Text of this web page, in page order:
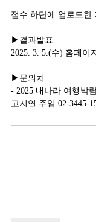
접수 하단에 업로드한
▶결과발표
2025. 3. 5.(수) 홈페이
▶문의처
- 2025 내나라 여행박
고지연 주임 02-3445-